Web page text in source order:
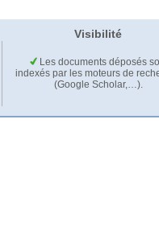
Visibilité
Les documents déposés
indexés par les moteurs de
(Google Scholar,…).